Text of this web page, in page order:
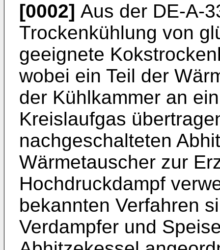
[0002] Aus der DE-A-
Trockenkühlung von
geeignete
wobei ein Teil der
der Kühlkammer an
Kreislaufgas
nachgeschalteten
Wärmetauscher zur
Hochdruckdampf
bekannten Verfahren
Verdampfer und